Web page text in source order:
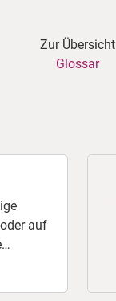
Zur Übersicht
Glossar
auf